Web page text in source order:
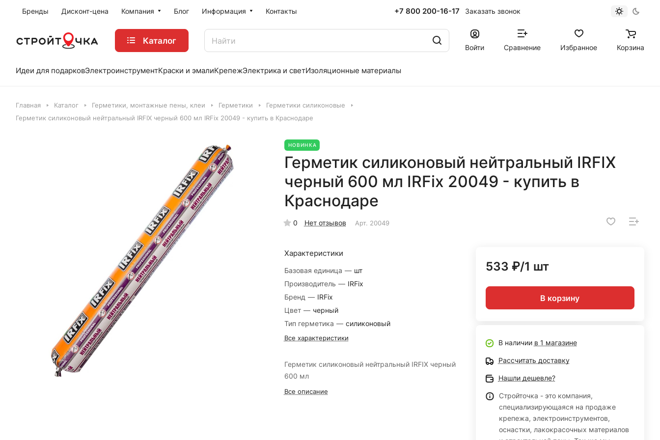
Бренды Дисконт-цена Компания Блог Информация Контакты +7 800 200-16-17 Заказать звонок
Каталог
Войти Сравнение Избранное Корзина
Идеи для подарковЭлектроинструментКраски и эмалиКрепежЭлектрика и светИзоляционные материалы
Главная Каталог Герметики, монтажные пены, клеи Герметики
Герметики силиконовые
Герметик силиконовый нейтральный IRFIX черный 600 мл IRFix 20049 - купить в Краснодаре
НОВИНКА
Герметик силиконовый нейтральный IRFIX
черный 600 мл IRFix 20049 - купить в
Краснодаре
0 Нет отзывов Арт. 20049
Характеристики
Базовая единица — шт
Производитель — IRFix
Бренд — IRFix
Цвет — черный
Тип герметика — силиконовый
Все характеристики
Герметик силиконовый нейтральный IRFIX черный
600 мл
Все описание
533 ₽/1 шт
В корзину
В наличии в 1 магазине
Рассчитать доставку
Нашли дешевле?
Стройточка - это компания,
специализирующаяся на продаже
крепежа, электроинструментов,
оснастки, лакокрасочных материалов